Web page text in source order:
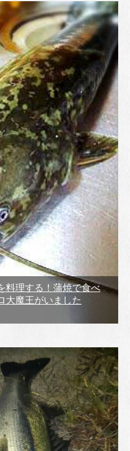
料理する！蒲焼で食べ
大魔王がいました